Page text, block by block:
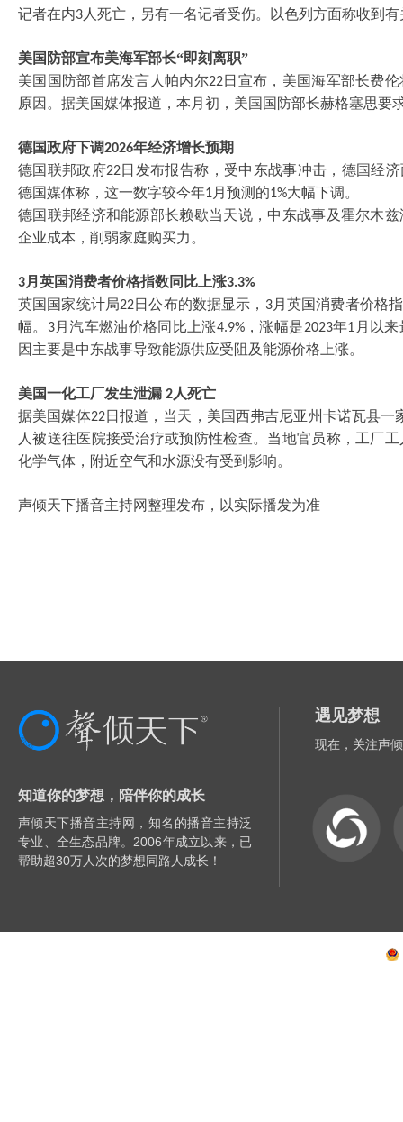
记者在内3 人死亡，另有一名记者受伤。以色列方面称收到
美国防部宣布美海军部长“即刻离职”
美国国防部首席发言人帕内尔22日宣布，美国海军部长费
原因。据美国媒体报道，本月初，美国国防部长赫格塞思要
德国政府下调2026年经济增长预期
德国联邦政府22日发布报告称，受中东战事冲击，德国经
德国媒体称，这一数字较今年1月预测的1%大幅下调。
德国联邦经济和能源部长赖歇当天说，中东战事及霍尔木
企业成本，削弱家庭购买力。
3月英国消费者价格指数同比上涨3.3%
英国国家统计局22日公布的数据显示， 3月英国消费者价格
幅。
3月汽车燃油价格同比上涨4.9%，涨幅是2023年1 月以
因主要是中东战事导致能源供应受阻及能源价格上涨。
美国一化工厂发生泄漏 2人死亡
据美国媒体22日报道，当天，美国西弗吉尼亚州卡诺瓦县一
人被送往医院接受治疗或预防性检查。当地官员称，工厂
化学气体，附近空气和水源没有受到影响。
声倾天下播音主持网整理发布，以实际播发为准
知道你的梦想，陪伴你的成长
声倾天下播音主持网，知名的播音主持泛
专业、全生态品牌。2006年成立以来，已
帮助超30万人次的梦想同路人成长！
遇见梦想
现在，关注声